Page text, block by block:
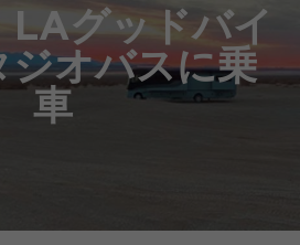
LAグッドバイ
オバスに乗
車